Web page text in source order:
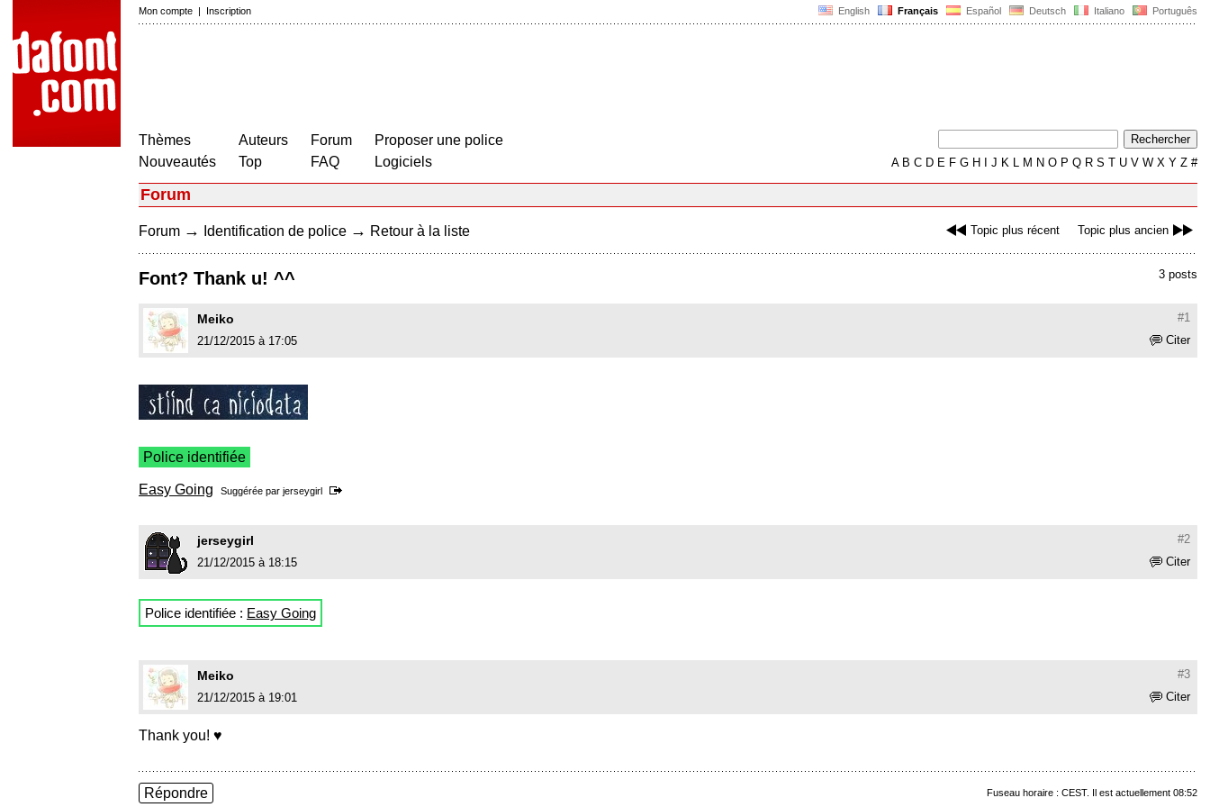
English Français Español Deutsch Italiano Português
Mon compte | Inscription
Thèmes
Nouveautés
Auteurs
Top
Forum
FAQ
Proposer une police
Logiciels
AB C D E F G H J K L M N O P Q R S T U V W X Y Z #
Forum
Topic plus récent Topic plus ancien
Forum → Identification de police → Retour à la liste
3 posts
Font? Thank u! ^^
#1
Meiko
Citer
21/12/2015 à 17:05
Police identifiée
Easy Going Suggérée par jerseygirl
#2
jerseygirl
Citer
21/12/2015 à 18:15
Police identifiée : Easy Going
#3
Meiko
Citer
21/12/2015 à 19:01
Thank you! ♥
Fuseau horaire : CEST. Il est actuellement 08:52
Répondre